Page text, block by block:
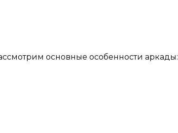
основные особенности аркады: